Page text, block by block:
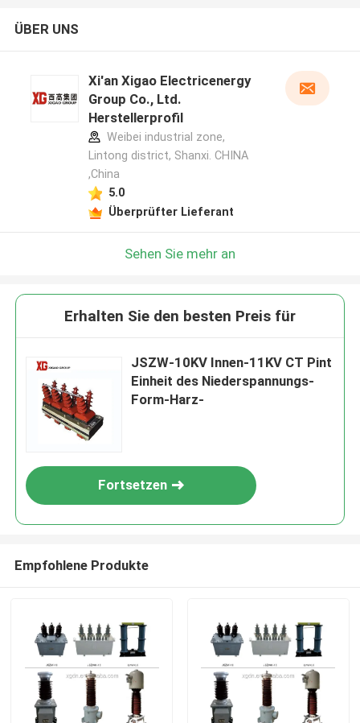
ÜBER UNS
Xi'an Xigao Electricenergy
Group Co., Ltd.
Herstellerprofil
Weibei industrial zone,
Lintong district, Shanxi. CHINA
,China
5.0
Überprüfter Lieferant
Sehen Sie mehr an
Erhalten Sie den besten Preis für
JSZW-10KV Innen-11KV CT Pint
Einheit des Niederspannungs-
Form-Harz-
Fortsetzen
Empfohlene Produkte